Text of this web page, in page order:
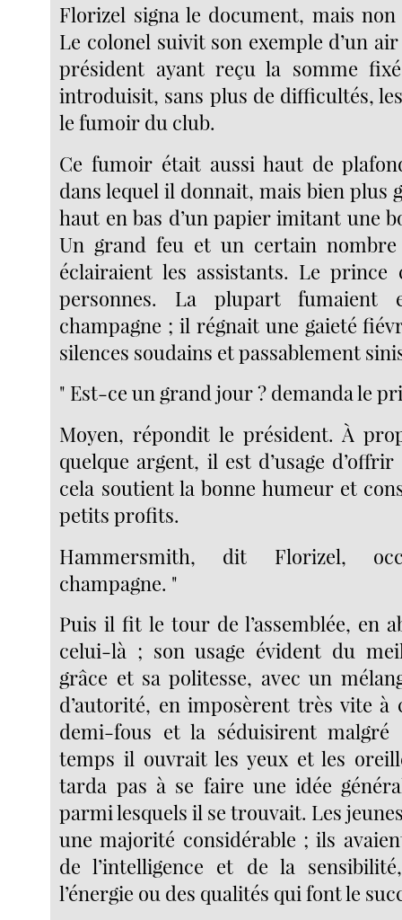
Florizel signa le document, mais
Le colonel suivit son exemple d’un
président ayant reçu la somme
introduisit, sans plus de difficultés,
le fumoir du club.
Ce fumoir était aussi haut de
dans lequel il donnait, mais bien plus
haut en bas d’un papier imitant une
Un grand feu et un certain nombre
éclairaient les assistants. Le
personnes. La plupart fumaient
champagne ; il régnait une gaieté
silences soudains et passablement
" Est-ce un grand jour ? demanda le
Moyen, répondit le président. À
quelque argent, il est d’usage
cela soutient la bonne humeur et
petits profits.
Hammersmith, dit Florizel,
champagne. "
Puis il fit le tour de l’assemblée, en
celui-là ; son usage évident du
grâce et sa politesse, avec un
d’autorité, en imposèrent très vite à
demi-fous et la séduisirent
temps il ouvrait les yeux et les
tarda pas à se faire une idée
parmi lesquels il se trouvait. Les
une majorité considérable ; ils
de l’intelligence et de la
l’énergie ou des qualités qui font le